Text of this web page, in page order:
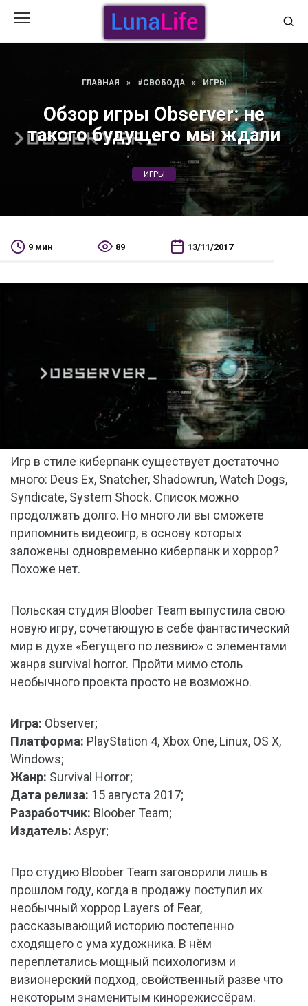
содержанию
ГЛАВНАЯ » #СВОБОДА » ИГРЫ
Обзор игры Observer: не
такого будущего мы ждали
ИГРЫ
9 мин 89 13/11/2017
Игр в стиле киберпанк существует достаточно
много: Deus Ex, Snatcher, Shadowrun, Watch Dogs,
Syndicate, System Shock. Список можно
продолжать долго. Но много ли вы сможете
припомнить видеоигр, в основу которых
заложены одновременно киберпанк и хоррор?
Похоже нет.
Польская студия Bloober Team выпустила свою
новую игру, сочетающую в себе фантастический
мир в духе «Бегущего по лезвию» с элементами
жанра survival horror. Пройти мимо столь
необычного проекта просто не возможно.
Игра: Observer;
Платформа: PlayStation 4, Xbox One, Linux, OS X,
Windows;
Жанр: Survival Horror;
Дата релиза: 15 августа 2017;
Разработчик: Bloober Team;
Издатель: Aspyr;
Про студию Bloober Team заговорили лишь в
прошлом году, когда в продажу поступил их
необычный хоррор Layers of Fear,
рассказывающий историю постепенно
сходящего с ума художника. В нём
переплетались мощный психологизм и
визионерский подход, свойственный разве что
некоторым знаменитым кинорежиссёрам.